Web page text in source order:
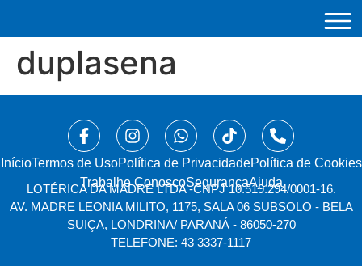
duplasena
Início⁠Termos de UsoPolítica de PrivacidadePolítica de Cookies
Trabalhe ConoscoSegurançaAjuda
LOTÉRICA DA MADRE LTDA -CNPJ 10.519.294/0001-16.
AV. MADRE LEONIA MILITO, 1175, SALA 06 SUBSOLO - BELA
SUIÇA, LONDRINA/ PARANÁ - 86050-270
TELEFONE: 43 3337-1117